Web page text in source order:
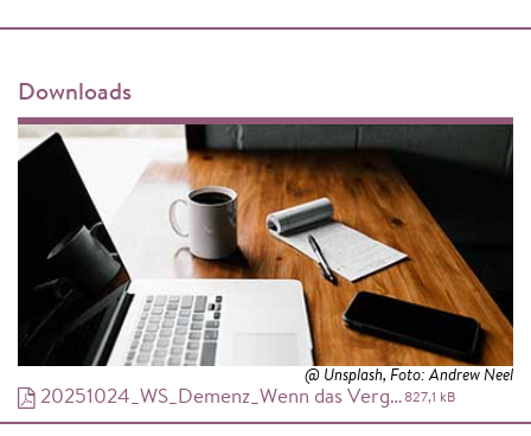
Downloads
@ Unsplash, Foto: Andrew Neel
20251024_WS_Demenz_Wenn das Vergessen den Alltag bestimmt 827,1 kB